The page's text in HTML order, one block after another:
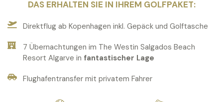
DAS ERHALTEN SIE IN IHREM GOLFPAKET:
Direktflug ab Kopenhagen inkl. Gepäck und Golftasche
7 Übernachtungen im The Westin Salgados Beach
Resort Algarve in fantastischer Lage
Flughafentransfer mit privatem Fahrer